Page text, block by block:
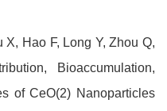
Hao F, Long Y, Zhou Q,
Bioaccumulation,
of CeO(2) Nanoparticles